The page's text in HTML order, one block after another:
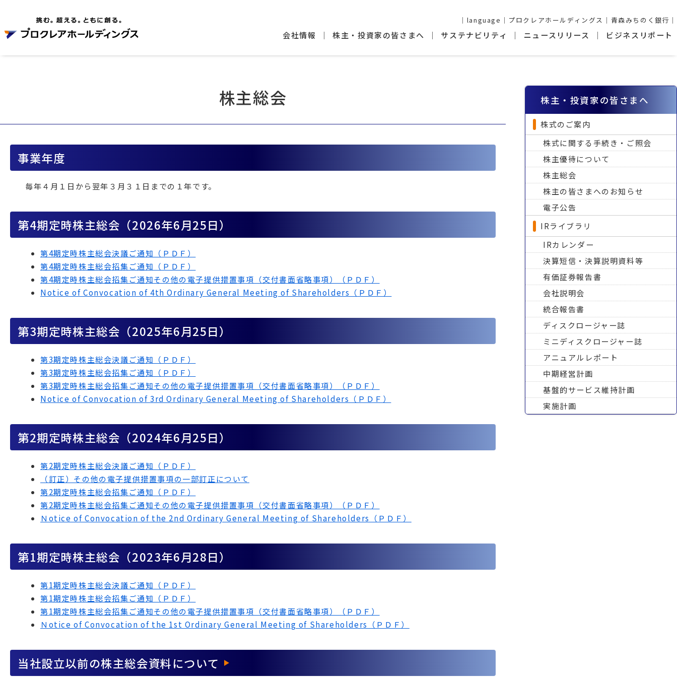
language プロクレアホールディングス 青森みちのく銀行
会社情報 株主・投資家の皆さまへ サステナビリティ ニュースリリース ビジネスリポート
株主総会
事業年度
毎年４月１日から翌年３月３１日までの１年です。
第4期定時株主総会（2026年6月25日）
第4期定時株主総会決議ご通知（ＰＤＦ）
第4期定時株主総会招集ご通知（ＰＤＦ）
第4期定時株主総会招集ご通知その他の電子提供措置事項（交付書面省略事項）（ＰＤＦ）
Notice of Convocation of 4th Ordinary General Meeting of Shareholders（ＰＤＦ）
第3期定時株主総会（2025年6月25日）
第3期定時株主総会決議ご通知（ＰＤＦ）
第3期定時株主総会招集ご通知（ＰＤＦ）
第3期定時株主総会招集ご通知その他の電子提供措置事項（交付書面省略事項）（ＰＤＦ）
Notice of Convocation of 3rd Ordinary General Meeting of Shareholders（ＰＤＦ）
第2期定時株主総会（2024年6月25日）
第2期定時株主総会決議ご通知（ＰＤＦ）
（訂正）その他の電子提供措置事項の一部訂正について
第2期定時株主総会招集ご通知（ＰＤＦ）
第2期定時株主総会招集ご通知その他の電子提供措置事項（交付書面省略事項）（ＰＤＦ）
Ｎotice of Convocation of the 2nd Ordinary General Meeting of Shareholders（ＰＤＦ）
第1期定時株主総会（2023年6月28日）
第1期定時株主総会決議ご通知（ＰＤＦ）
第1期定時株主総会招集ご通知（ＰＤＦ）
第1期定時株主総会招集ご通知その他の電子提供措置事項（交付書面省略事項）（ＰＤＦ）
Ｎotice of Convocation of the 1st Ordinary General Meeting of Shareholders（ＰＤＦ）
当社設立以前の株主総会資料について
株主・投資家の皆さまへ
株式のご案内
株式に関する手続き・ご照会
株主優待について
株主総会
株主の皆さまへのお知らせ
電子公告
IRライブラリ
IRカレンダー
決算短信・決算説明資料等
有価証券報告書
会社説明会
統合報告書
ディスクロージャー誌
ミニディスクロージャー誌
アニュアルレポート
中期経営計画
基盤的サービス維持計画
実施計画